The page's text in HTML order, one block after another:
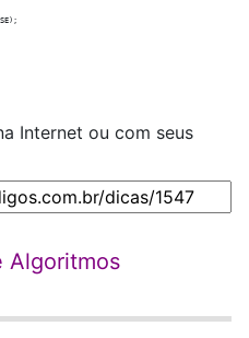
Internet ou com seus
Algoritmos